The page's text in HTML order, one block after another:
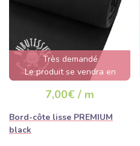
Très demandé
Le produit se vendra en
quelques heures
7,00€ / m
Bord-côte lisse PREMIUM
black